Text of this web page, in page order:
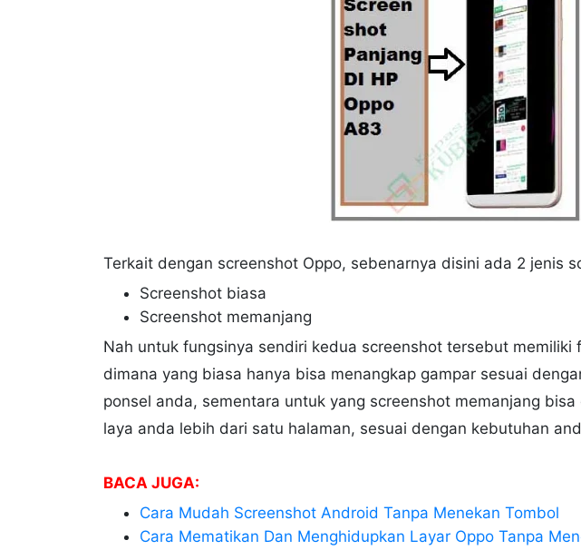
Terkait dengan screenshot Oppo, sebenarnya disini ada 2 jenis
Screenshot biasa
Screenshot memanjang
Nah untuk fungsinya sendiri kedua screenshot tersebut memiliki
dimana yang biasa hanya bisa menangkap gampar sesuai
ponsel anda, sementara untuk yang screenshot memanjang
laya anda lebih dari satu halaman, sesuai dengan kebutuhan
BACA JUGA:
Cara Mudah Screenshot Android Tanpa Menekan Tombol
Cara Mematikan Dan Menghidupkan Layar Oppo Tanpa